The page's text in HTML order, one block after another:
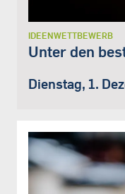
IDEENWETTBEWERB
Unter den
Dienstag, 1.